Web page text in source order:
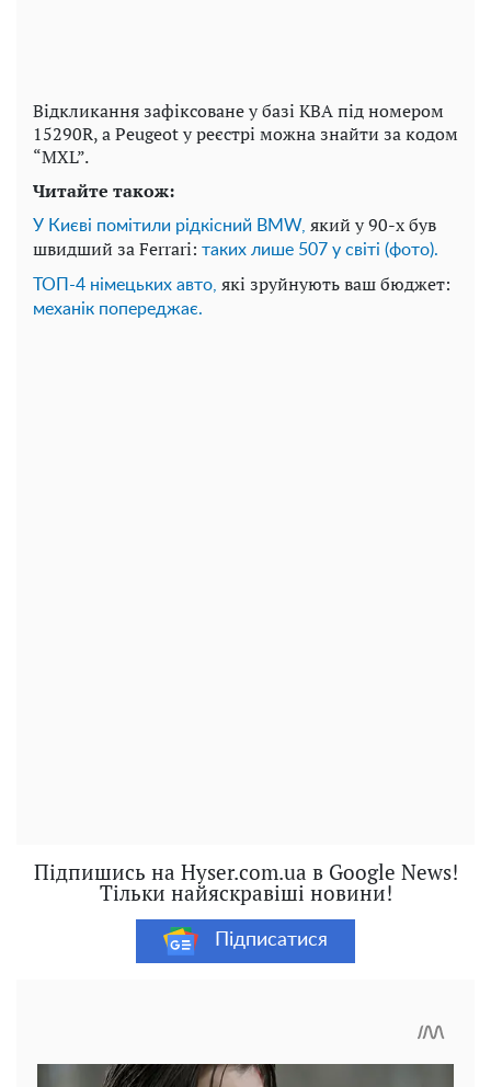
Відкликання зафіксоване у базі KBA під номером
15290R, а Peugeot у реєстрі можна знайти за кодом
“MXL”.
Читайте також:
У Києві помітили рідкісний BMW, який у 90-х був
швидший за Ferrari: таких лише 507 у світі (фото).
ТОП-4 німецьких авто, які зруйнують ваш бюджет:
механік попереджає.
Підпишись на Hyser.com.ua в Google News!
Тільки найяскравіші новини!
Підписатися